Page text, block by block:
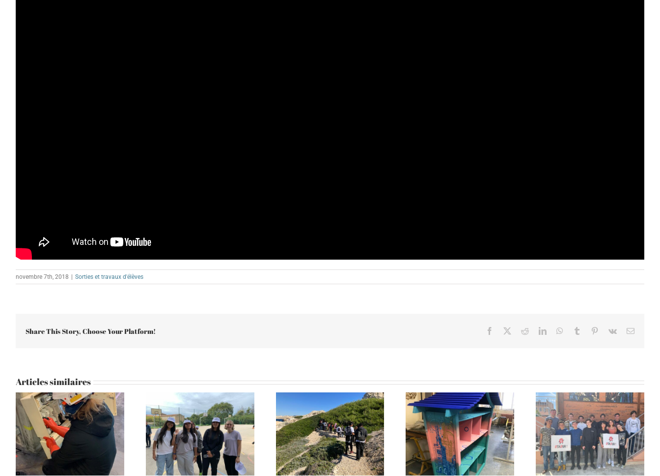
novembre 7th, 2018 Sorties et travaux d'élèves
Share This Story, Choose Your Platform! Facebook RedditLinkedInWhatsApp
Tumblr Pinterest
Vk Email
Articles similaires
Don Bosco – La vie n’a pas
de valeur que si elle est un
feu sans cesse renaissant.
Sortie d’intégration au
Frioul
Quelques réalisations de
nos futurs menuisiers en
collaboration avec la
section de BMA Option
décor peint
Découvrez « OSKOUR ! », le
jeu qui sauve des vies